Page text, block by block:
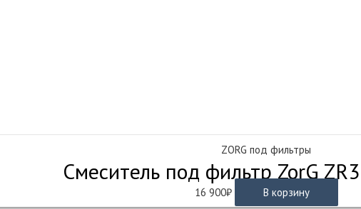
ZORG под фильтры
Смеситель под фильтр ZorG
16 900₽ В корзину